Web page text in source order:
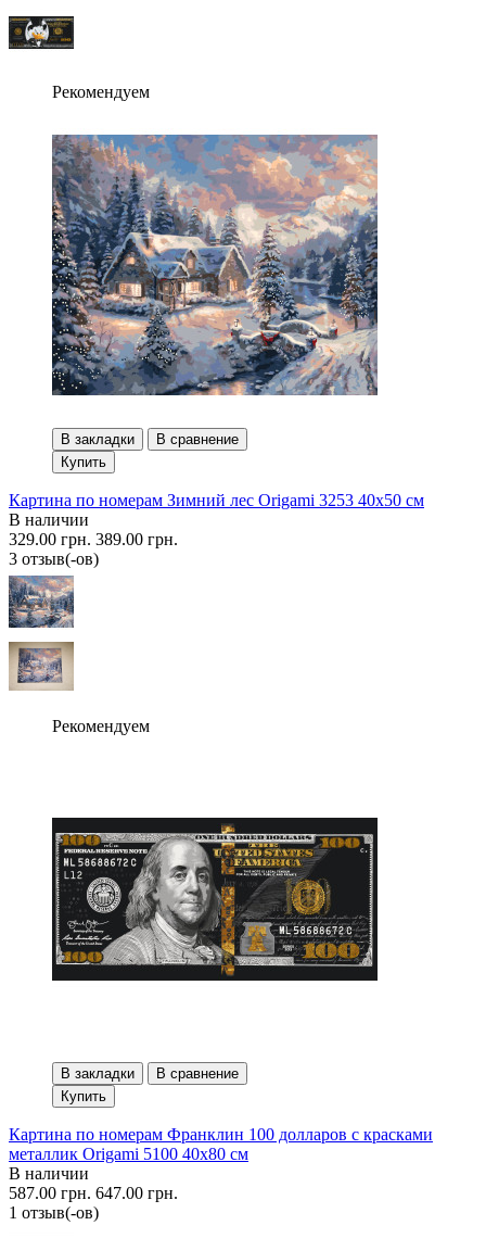
Рекомендуем
В закладки
В сравнение
Купить
Картина по номерам Зимний лес Origami 3253 40x50 см
В наличии
329.00 грн. 389.00 грн.
3 отзыв(-ов)
Рекомендуем
В закладки
В сравнение
Купить
Картина по номерам Франклин 100 долларов с красками
металлик Origami 5100 40x80 см
В наличии
587.00 грн. 647.00 грн.
1 отзыв(-ов)